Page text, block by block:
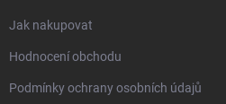
Jak nakupovat
Hodnocení obchodu
Podmínky ochrany osobních údajů